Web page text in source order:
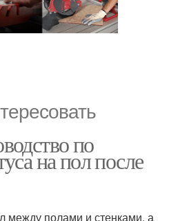
по
на пол после
между полами и стенками, а